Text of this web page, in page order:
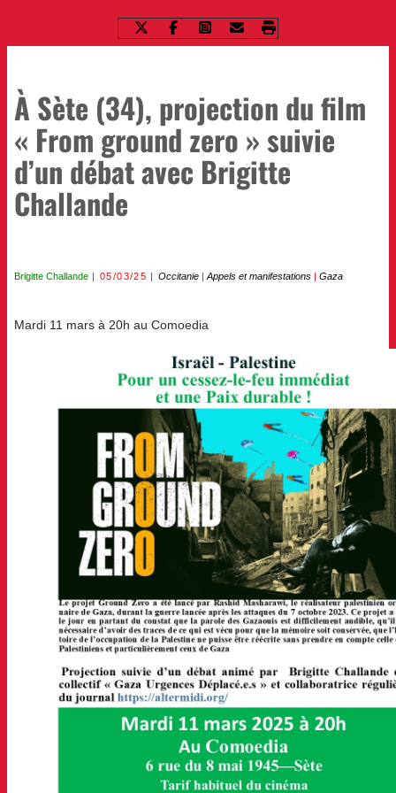
À Sète (34), projection du film
« From ground zero » suivie
d’un débat avec Brigitte
Challande
Brigitte Challande 05/03/25 Occitanie |Appels et manifestations |Gaza
Mardi 11 mars à 20h au Comoedia